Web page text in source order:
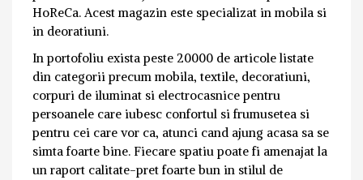
HoReCa. Acest magazin este specializat in mobila si
in deoratiuni.
In portofoliu exista peste 20000 de articole listate
din categorii precum mobila, textile, decoratiuni,
corpuri de iluminat si electrocasnice pentru
persoanele care iubesc confortul si frumusetea si
pentru cei care vor ca, atunci cand ajung acasa sa se
simta foarte bine. Fiecare spatiu poate fi amenajat la
un raport calitate-pret foarte bun in stilul de